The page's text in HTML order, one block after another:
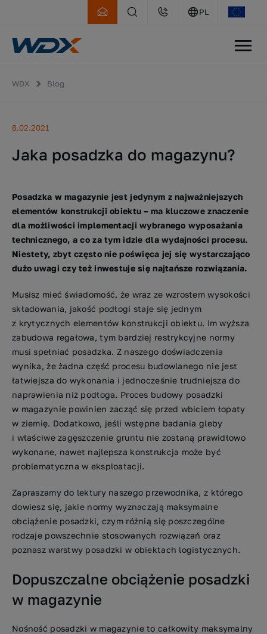
PL
WDX Blog
8.02.2021
Jaka posadzka do magazynu?
Posadzka w magazynie jest jedynym z najważniejszych
elementów konstrukcji obiektu – ma kluczowe znaczenie
dla możliwości implementacji wybranego wyposażania
technicznego, a co za tym idzie dla wydajności procesu.
Niestety, zbyt często nie poświęca jej się wystarczająco
dużo uwagi czy też inwestuje się najtańsze rozwiązania.
Musisz mieć świadomość, że wraz ze wzrostem wysokości
składowania, jakość podłogi staje się jednym
z krytycznych elementów konstrukcji obiektu. Im wyższa
zabudowa regałowa, tym bardziej restrykcyjne normy
musi spełniać posadzka. Z naszego doświadczenia
wynika, że żadna część procesu budowlanego nie jest
łatwiejsza do wykonania i jednocześnie trudniejsza do
naprawienia niż podłoga. Proces budowy posadzki
w magazynie powinien zacząć się przed wbiciem łopaty
w ziemię. Dodatkowo, jeśli wstępne badania gleby
i właściwe zagęszczenie gruntu nie zostaną prawidłowo
wykonane, nawet najlepsza konstrukcja może być
problematyczna w eksploatacji.
Zapraszamy do lektury naszego przewodnika, z którego
dowiesz się, jakie normy wyznaczają maksymalne
obciążenie posadzki, czym różnią się poszczególne
rodzaje powszechnie stosowanych rozwiązań oraz
poznasz warstwy posadzki w obiektach logistycznych.
Dopuszczalne obciążenie posadzki
w magazynie
Nośność posadzki w magazynie to całkowity maksymalny